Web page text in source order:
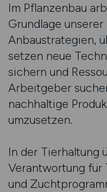
Im Pflanzenbau
Grundlage
Anbaustrategien,
setzen neue
sichern und
Arbeitgeber
nachhaltige
umzusetzen.
In der Tierhaltung
Verantwortung für
und